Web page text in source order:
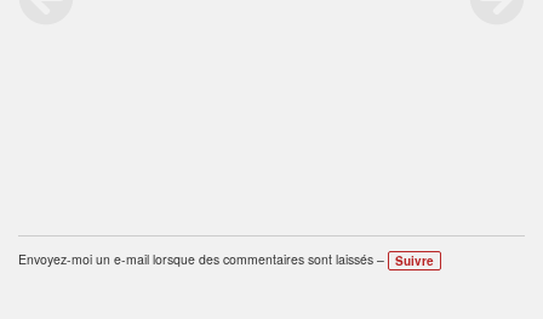
Envoyez-moi un e-mail lorsque des commentaires sont laissés – Suivre